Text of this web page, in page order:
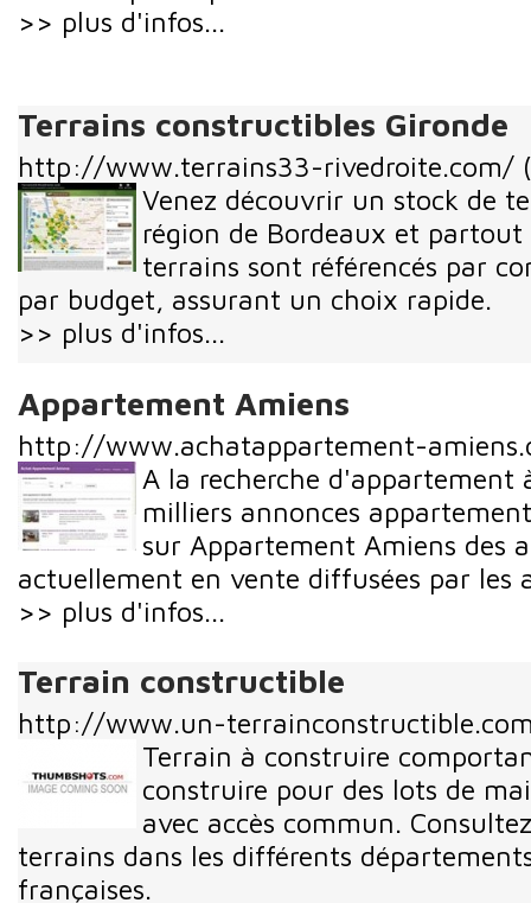
>> plus d'infos...
Terrains constructibles Gironde
http://www.terrains33-rivedroite.com/
Venez découvrir un stock de
région de Bordeaux et partout
terrains sont référencés par
par budget, assurant un choix rapide.
>> plus d'infos...
Appartement Amiens
http://www.achatappartement-
A la recherche d'appartement
milliers annonces
sur Appartement Amiens des
actuellement en vente diffusées par les
>> plus d'infos...
Terrain constructible
http://www.un-
Terrain à construire
construire pour des lots de
avec accès commun.
terrains dans les différents
françaises.